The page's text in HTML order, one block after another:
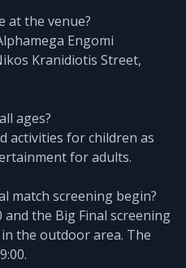
at the venue?
Engomi
Kranidiotis Street,
ages?
activities for children as
for adults.
match screening begin?
and the Big Final screening
the outdoor area. The